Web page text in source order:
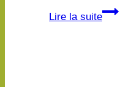
Lire la suite
Notre